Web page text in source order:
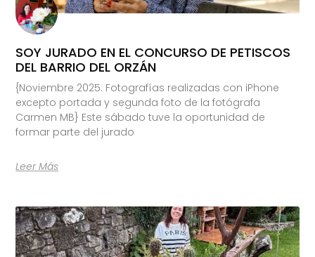
SOY JURADO EN EL CONCURSO DE PETISCOS
DEL BARRIO DEL ORZÁN
{Noviembre 2025. Fotografías realizadas con iPhone
excepto portada y segunda foto de la fotógrafa
Carmen MB} Este sábado tuve la oportunidad de
formar parte del jurado
Leer Más